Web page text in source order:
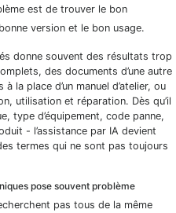
est de trouver le bon
version et le bon usage.
donne souvent des résultats trop
des documents d’une autre
la place d’un manuel d’atelier, ou
utilisation et réparation. Dès qu’il
type d’équipement, code panne,
- l’assistance par IA devient
termes qui ne sont pas toujours
pose souvent problème
pas tous de la même